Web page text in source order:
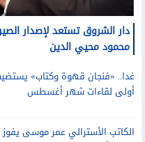
دار الشروق تستعد لإصدار
محمود محيي الدين
غدا.. «فنجان قهوة وكتاب»
أولى لقاءات شهر أغسطس
الكاتب الأسترالي عمر موسى يفوز